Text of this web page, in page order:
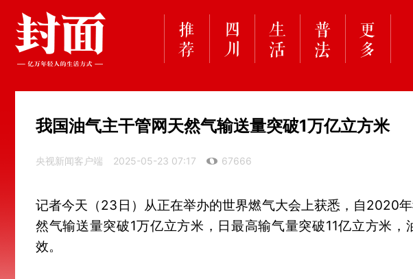
我国油气主干管网天然气输送量突破1万亿立方米
央视新闻客户端 2025-05-23 07:17 67666
记者今天（23日）从正在举办的世界燃气大会上获悉，自2020
然气输送量突破1万亿立方米，日最高输气量突破11亿立方米
效。